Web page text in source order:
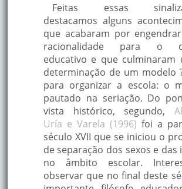
Feitas essas
destacamos alguns
que acabaram por
racionalidade para o
educativo e que culminaram
determinação de um modelo
para organizar a escola: o
pautado na seriação. Do
vista histórico, segundo,
Uría e Varela (1996) foi a
século XVII que se iniciou o
de separação dos sexos e das
no âmbito escolar.
observar que no final deste